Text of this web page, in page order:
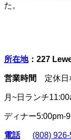
た。
所在地： 227
営業時間 定休日
月 ~日ランチ
ディナー5:00pm-
電話 (808)